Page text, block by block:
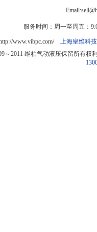
服务时间：周一至周五：
www.vibpc.com/ 上海皇维科
～2011 维柏气动液压保留所有权利